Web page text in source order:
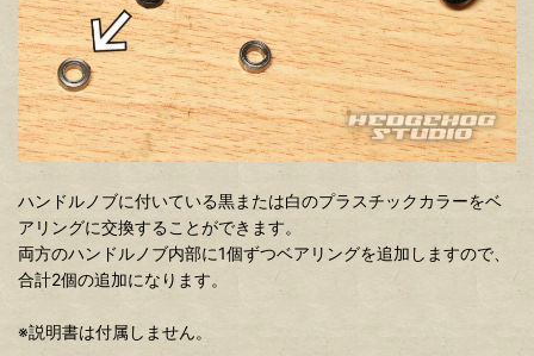
ハンドルノブに付いている黒または白のプラスチックカラーをベ
アリングに交換することができます。
両方のハンドルノブ内部に1個ずつベアリングを追加しますので、
合計2個の追加になります。
※説明書は付属しません。